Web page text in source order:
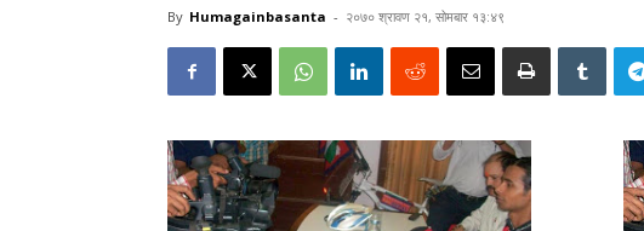
By Humagainbasanta - २०७० श्रावण २१, सोमबार १३:४९